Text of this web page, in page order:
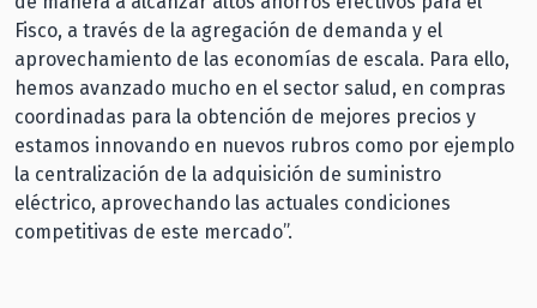
Fisco, a través de la agregación de demanda y el
aprovechamiento de las economías de escala. Para ello,
hemos avanzado mucho en el sector salud, en compras
coordinadas para la obtención de mejores precios y
estamos innovando en nuevos rubros como por ejemplo
la centralización de la adquisición de suministro
eléctrico, aprovechando las actuales condiciones
competitivas de este mercado”.